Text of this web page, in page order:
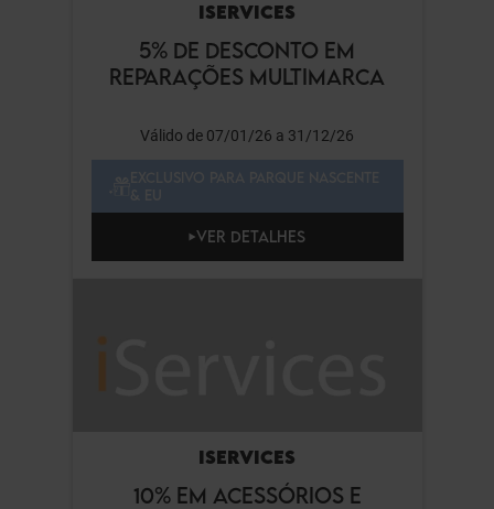
ISERVICES
5% DE DESCONTO EM
REPARAÇÕES MULTIMARCA
Válido de 07/01/26 a 31/12/26
VER DETALHES
ISERVICES
10% EM ACESSÓRIOS E